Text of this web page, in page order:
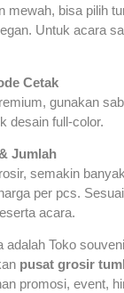
mewah, bisa pilih
Untuk acara
Cetak
gunakan
desain full-color.
Jumlah
semakin
per pcs.
acara.
adalah Toko
pusat grosir
promosi, event,